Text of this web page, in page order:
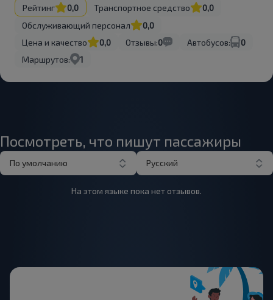
Рейтинг 0,0 Транспортное средство
0,0
Обслуживающий персонал
0,0
Цена и качество
0,0 Отзывы:0 Автобусов:
0
Маршрутов:
1
Посмотреть, что пишут пассажиры
По умолчанию Русский
На этом языке пока нет отзывов.